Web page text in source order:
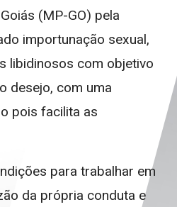
(MP-GO) pela
importunação sexual,
libidinosos com objetivo
desejo, com uma
pois facilita as
para trabalhar em
da própria conduta e